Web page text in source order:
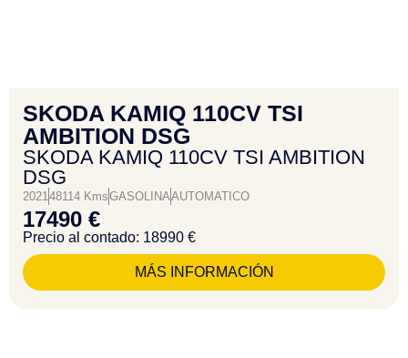
SKODA KAMIQ 110CV TSI
AMBITION DSG
SKODA KAMIQ 110CV TSI AMBITION
DSG
2021 48114 KmsGASOLINAAUTOMATICO
17490 €
Precio al contado: 18990 €
MÁS INFORMACIÓN